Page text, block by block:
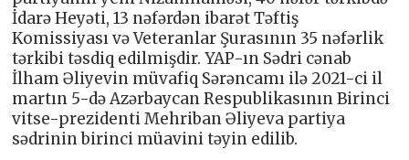
İdarə Heyəti, 13 nəfərdən ibarət Təftiş
Komissiyası və Veteranlar Şurasının 35 nəfərlik
tərkibi təsdiq edilmişdir. YAP-ın Sədri cənab
İlham Əliyevin müvafiq Sərəncamı ilə 2021-ci il
martın 5-də Azərbaycan Respublikasının Birinci
vitse-prezidenti Mehriban Əliyeva partiya
sədrinin birinci müavini təyin edilib.